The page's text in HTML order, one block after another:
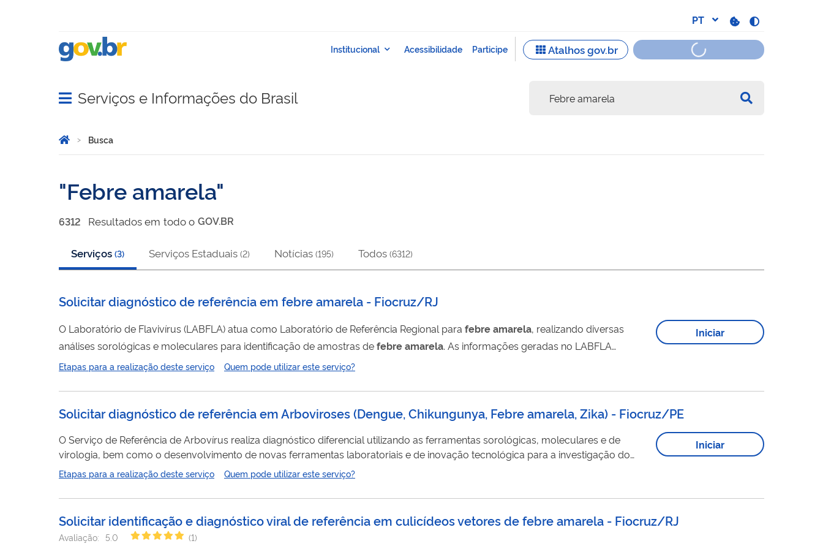
Abrir menu principal de navegação
Serviços e Informações do Brasil
Você está aqui:
Página Inicial
Busca
Febre amarela
6312 Resultadosem todo o GOV.BR
Serviços (3) Serviços Estaduais (2) Notícias (195) Todos (6312)
Solicitar diagnóstico de referência em febre amarela - Fiocruz/RJ
O Laboratório de Flavivírus (LABFLA) atua como Laboratório de Referência Regional para febreamarela, realizando diversas
análises sorológicas e moleculares para identificação de amostras defebreamarela. As informações geradas no LABFLA
auxiliam os órgãos de vigilância nacionais no monitoramento de epidemias, introdução de vírus exóticos e esclarecimento em
diagnósticos imprecisos. O LABFLA ainda desenvolve projetos de pesquisa e formação de recursos humanos em diferentes
temas relacionados a...
Etapas para a realização deste serviço Quem pode utilizar este serviço?
Iniciar
Solicitar diagnóstico de referência em Arboviroses (Dengue, Chikungunya, Febre amarela, Zika) - Fiocruz/PE
O Serviço de Referência de Arbovírus realiza diagnóstico diferencial utilizando as ferramentas sorológicas, moleculares e de
virologia, bem como o desenvolvimento de novas ferramentas laboratoriais e de inovação tecnológica para a investigação do
agravo.
Etapas para a realização deste serviço Quem pode utilizar este serviço?
Iniciar
Solicitar identificação e diagnóstico viral de referência em culicídeos vetores de febre amarela - Fiocruz/RJ
Avaliação: 5.0 (1)